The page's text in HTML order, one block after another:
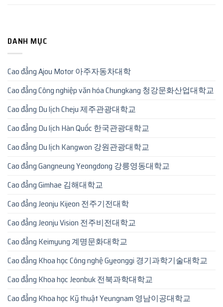
DANH MỤC
Cao đẳng Ajou Motor 아주자동차대학
Cao đẳng Công nghiệp văn hóa Chungkang 청강문화산업대학교
Cao đẳng Du lịch Cheju 제주관광대학교
Cao đẳng Du lịch Hàn Quốc 한국관광대학교
Cao đẳng Du lịch Kangwon 강원관광대학교
Cao đẳng Gangneung Yeongdong 강릉영동대학교
Cao đẳng Gimhae 김해대학교
Cao đẳng Jeonju Kijeon 전주기전대학
Cao đẳng Jeonju Vision 전주비전대학교
Cao đẳng Keimyung 계명문화대학교
Cao đẳng Khoa học Công nghệ Gyeonggi 경기과학기술대학교
Cao đẳng Khoa học Jeonbuk 전북과학대학교
Cao đẳng Khoa học Kỹ thuật Yeungnam 영남이공대학교